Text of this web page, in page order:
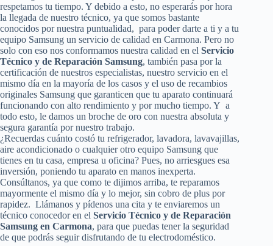
respetamos tu tiempo. Y debido a esto, no esperarás por hora
la llegada de nuestro técnico, ya que somos bastante
conocidos por nuestra puntualidad, para poder darte a ti y a tu
equipo Samsung un servicio de calidad en Carmona. Pero no
solo con eso nos conformamos nuestra calidad en el Servicio
Técnico y de Reparación Samsung, también pasa por la
certificación de nuestros especialistas, nuestro servicio en el
mismo día en la mayoría de los casos y el uso de recambios
originales Samsung que garanticen que tu aparato continuará
funcionando con alto rendimiento y por mucho tiempo. Y a
todo esto, le damos un broche de oro con nuestra absoluta y
segura garantía por nuestro trabajo.
¿Recuerdas cuánto costó tu refrigerador, lavadora, lavavajillas,
aire acondicionado o cualquier otro equipo Samsung que
tienes en tu casa, empresa u oficina? Pues, no arriesgues esa
inversión, poniendo tu aparato en manos inexperta.
Consúltanos, ya que como te dijimos arriba, te reparamos
mayormente el mismo día y lo mejor, sin cobro de plus por
rapidez. Llámanos y pídenos una cita y te enviaremos un
técnico conocedor en el Servicio Técnico y de Reparación
Samsung en Carmona, para que puedas tener la seguridad
de que podrás seguir disfrutando de tu electrodoméstico.